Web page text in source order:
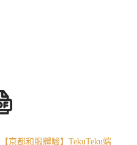
【京都和服體驗】TekuTeku端